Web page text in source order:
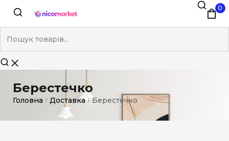
0
Берестечко
Головна / Доставка / Берестечко